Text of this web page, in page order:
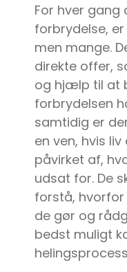
For hver gang
forbrydelse,
men mange.
direkte offer,
og hjælp til at
forbrydelsen
samtidig er
en ven, hvis
påvirket af,
udsat for. De
forstå,
de gør og
bedst muligt